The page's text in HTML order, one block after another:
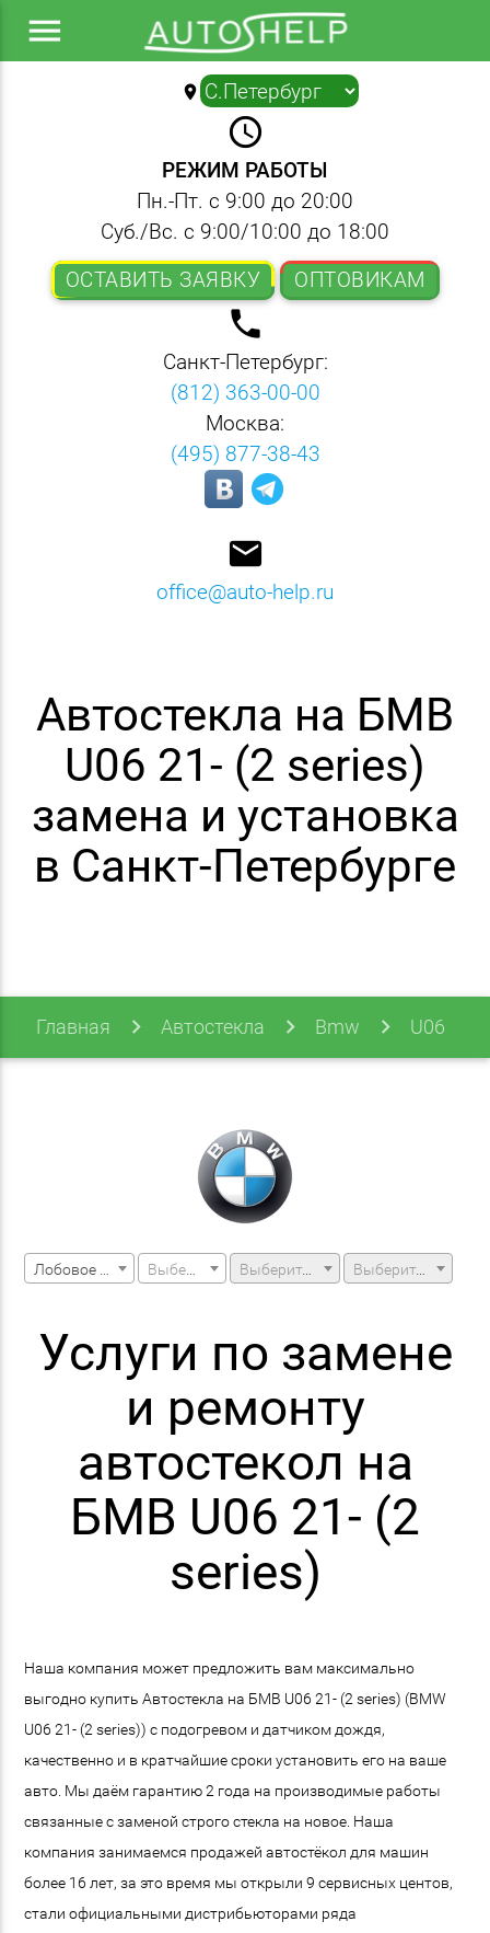
menu
location_on ▼
query_builder
РЕЖИМ РАБОТЫ
Пн.-Пт. с 9:00 до 20:00
Суб./Вс. с 9:00/10:00 до 18:00
ОСТАВИТЬ ЗАЯВКУ
ОПТОВИКАМ
local_phone
Санкт-Петербург:
(812) 363-00-00
Москва:
(495) 877-38-43
email
office@auto-help.ru
Автостекла на БМВ
U06 21- (2 series)
замена и установка
в Санкт-Петербурге
Главная Автостекла Bmw U06
Выберите модель машины Выберите модификацию
Услуги по замене
и ремонту
автостекол на
БМВ U06 21- (2
series)
Наша компания может предложить вам максимально
выгодно купить Автостекла на БМВ U06 21- (2 series) (BMW
U06 21- (2 series)) с подогревом и датчиком дождя,
качественно и в кратчайшие сроки установить его на ваше
авто. Мы даём гарантию 2 года на производимые работы
связанные с заменой строго стекла на новое. Наша
компания занимаемся продажей автостёкол для машин
более 16 лет, за это время мы открыли 9 сервисных центов,
стали официальными дистрибьюторами ряда